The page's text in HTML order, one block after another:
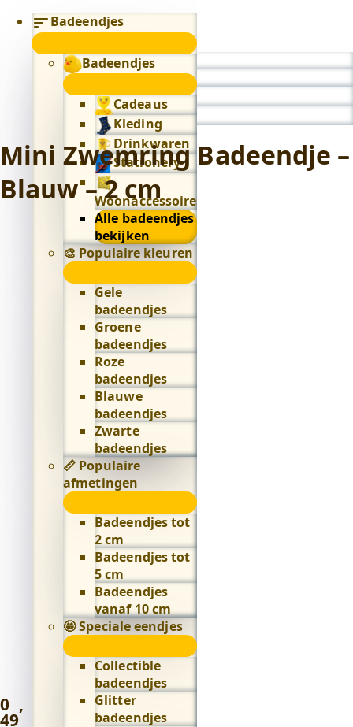
Badeendjes
Badeendjes
Cadeaus
Kleding
Drinkwaren
Stationery
Woonaccessoires
Alle badeendjes
bekijken
🎨 Populaire kleuren
Populaire
kleuren
submenu
Gele
badeendjes
Groene
badeendjes
Roze
badeendjes
Blauwe
badeendjes
Zwarte
badeendjes
📏 Populaire
afmetingen
Populaire
submenu
Badeendjes tot
2 cm
Badeendjes tot
5 cm
Badeendjes
vanaf 10 cm
🤩 Speciale eendjes
Speciale
eendjes
submenu
Collectible
badeendjes
Glitter
badeendjes
Mini Zwemring Badeendje –
Blauw – 2 cm
0 ,
49